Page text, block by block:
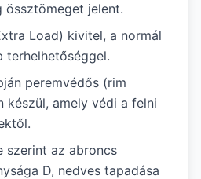
jelent.
Load) kivitel, a normál
terhelhetőséggel.
peremvédős (rim
amely védi a felni
szerint az abroncs
D, nedves tapadása